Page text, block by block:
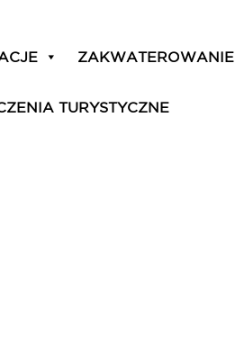
ZAKWATEROWANIE
TURYSTYCZNE